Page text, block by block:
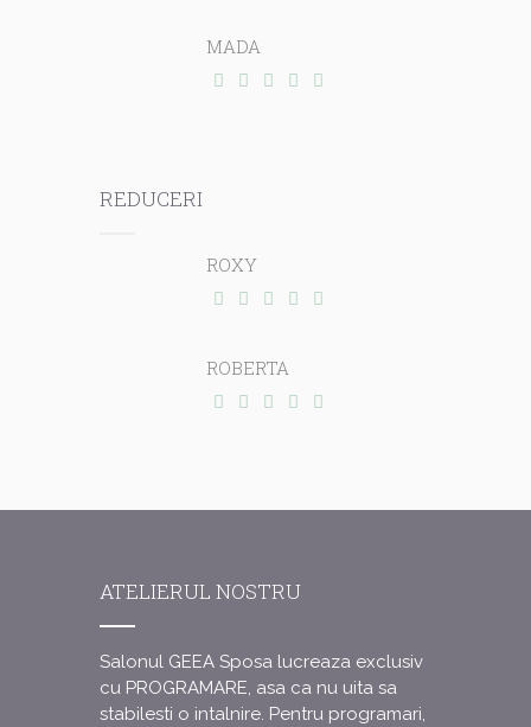
MADA
REDUCERI
ROXY
ROBERTA
ATELIERUL NOSTRU
Salonul GEEA Sposa lucreaza exclusiv
cu PROGRAMARE, asa ca nu uita sa
stabilesti o intalnire. Pentru programari,